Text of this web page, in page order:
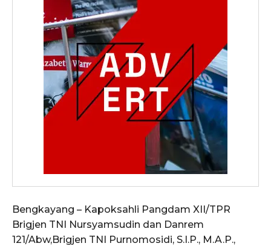
Bengkayang – Kapoksahli Pangdam XII/TPR
Brigjen TNI Nursyamsudin dan Danrem
121/Abw,Brigjen TNI Purnomosidi, S.I.P., M.A.P.,